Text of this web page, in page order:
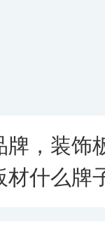
牌，装饰
材什么牌